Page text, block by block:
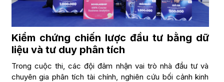
Kiểm chứng chiến lược đầu tư bằng dữ
liệu và tư duy phân tích
Trong cuộc thi, các đội đảm nhận vai trò nhà đầu tư và
chuyên gia phân tích tài chính, nghiên cứu bối cảnh kinh